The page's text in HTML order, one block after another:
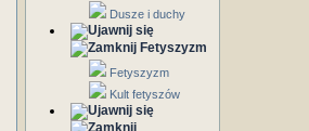
Dusze i duchy
Fetyszyzm
Fetyszyzm
Kult fetyszów